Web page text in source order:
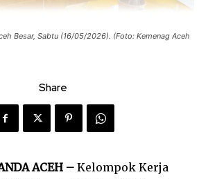
Besar, Sabtu (16/05/2026). (Foto: Kemenag Aceh
Share
ACEH – Kelompok Kerja